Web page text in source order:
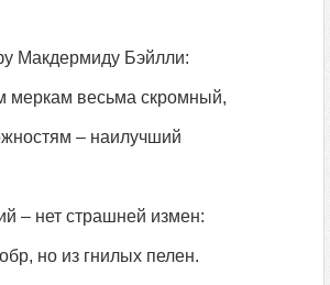
Макдермиду Бэйлли:
меркам весьма скромный,
– наилучший
– нет страшней измен:
но из гнилых пелен.